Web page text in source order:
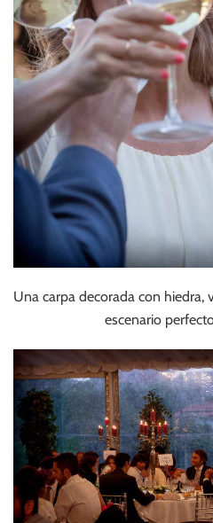
Una carpa decorada con hiedra,
escenario